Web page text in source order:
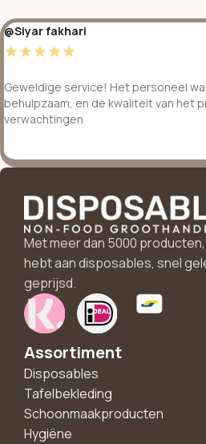
@Siyar fakhari
☆☆☆☆☆
Geweldige service! Het personeel
behulpzaam, en de kwaliteit van het
verwachtingen
Met meer dan 5000
hebt aan disposables, snel
geprijsd.
Assortiment
Disposables
Tafelbekleding
Schoonmaakproducten
Hygiëne